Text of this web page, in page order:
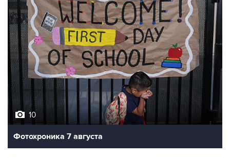
10
Фотохроника 7 августа